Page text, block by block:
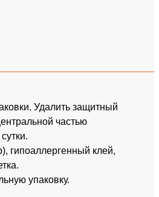
Удалить защитный
частью
гипоаллергенный клей,
упаковку.